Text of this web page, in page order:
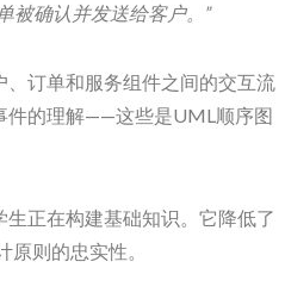
被确认并发送给客户。”
、订单和服务组件之间的交互流
件的理解——这些是UML顺序图
正在构建基础知识。它降低了
则的忠实性。